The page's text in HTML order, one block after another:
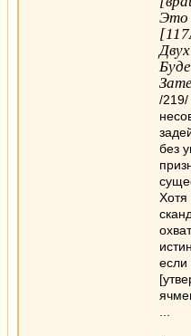
Это
/219/
без
Хотя
если